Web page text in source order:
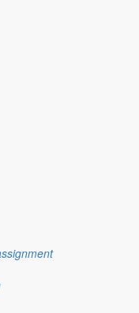
Informationen online
–
Region und des